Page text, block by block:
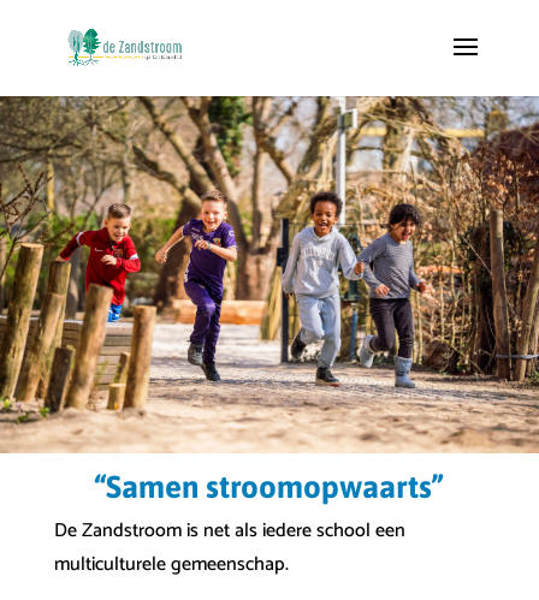
“Samen stroomopwaarts”
De Zandstroom is net als iedere school een
multiculturele gemeenschap.